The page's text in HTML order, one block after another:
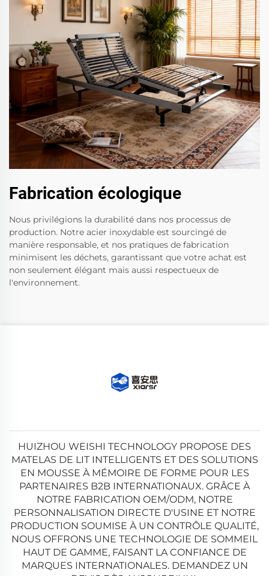
Fabrication écologique
Nous privilégions la durabilité dans nos processus de
production. Notre acier inoxydable est sourcingé de
manière responsable, et nos pratiques de fabrication
minimisent les déchets, garantissant que votre achat est
non seulement élégant mais aussi respectueux de
l'environnement.
HUIZHOU WEISHI TECHNOLOGY PROPOSE DES
MATELAS DE LIT INTELLIGENTS ET DES SOLUTIONS
EN MOUSSE À MÉMOIRE DE FORME POUR LES
PARTENAIRES B2B INTERNATIONAUX. GRÂCE À
NOTRE FABRICATION OEM/ODM, NOTRE
PERSONNALISATION DIRECTE D'USINE ET NOTRE
PRODUCTION SOUMISE À UN CONTRÔLE QUALITÉ,
NOUS OFFRONS UNE TECHNOLOGIE DE SOMMEIL
HAUT DE GAMME, FAISANT LA CONFIANCE DE
MARQUES INTERNATIONALES. DEMANDEZ UN